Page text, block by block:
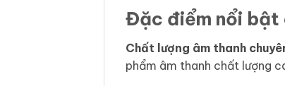
Đặc điểm nổi bật
Chất lượng âm thanh
phẩm âm thanh chất lượng